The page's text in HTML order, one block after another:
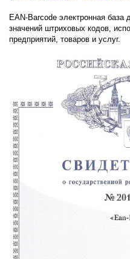
EAN-Barcode электронная
значений штриховых кодов,
предприятий, товаров и услуг.